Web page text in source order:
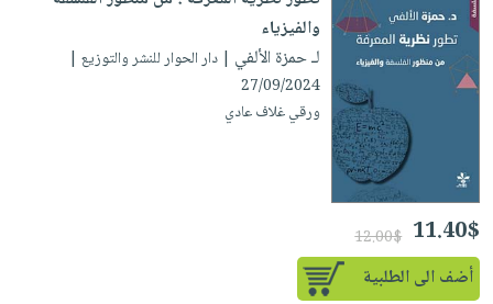
والفيزياء
لـ حمزة الألفي | دار الحوار للنشر والتوزيع |
27/09/2024
ورقي غلاف عادي
11.40$
12.00$
أضف الى الطلبية